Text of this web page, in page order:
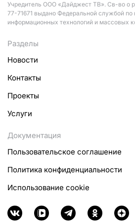
Учредитель ООО «Дайджест ТВ». Св-во
77-71671 выдано Федеральной службой по
информационных технологий и массовых
Разделы
Новости
Контакты
Проекты
Услуги
Документация
Пользовательское соглашение
Политика конфиденциальности
Использование cookie